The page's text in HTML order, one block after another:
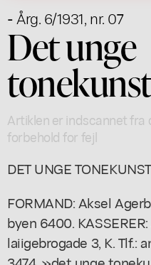
- Årg. 6/1931, nr. 07
Det unge
Artiklen er indscannet
forbehold for fejl
DET UNGE
FORMAND: Aksel
byen 6400.
laiigebrogade 3, K. Tlf.: